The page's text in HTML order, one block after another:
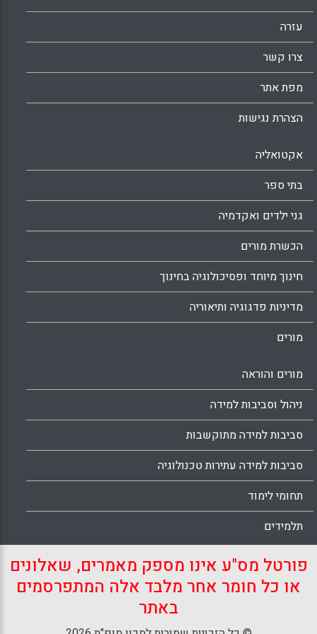
הישגי תלמידים.
WhatsApp
Facebook
Email
X
עזרה
צרו קשר
מפת אתר
הצהרת נגישות
אקטואליה
בתי ספר
גני ילדים ואקדמיה
הכשרת מורים
חינוך מיוחד ופסיכולוגיה בחינוך
מדיניות פדגוגיה ותיאוריה
מורים
מורים והוראה
ניהול וסביבות למידה
סביבות למידה מתוקשבות
סביבות למידה עתירות טכנולוגיה
תחומי לימוד
תלמידים
פורטל מס"ע אינו מספק מאמרים, שאלונים
או כל חומר אחר מלבד אלה המתפרסמים
באתר